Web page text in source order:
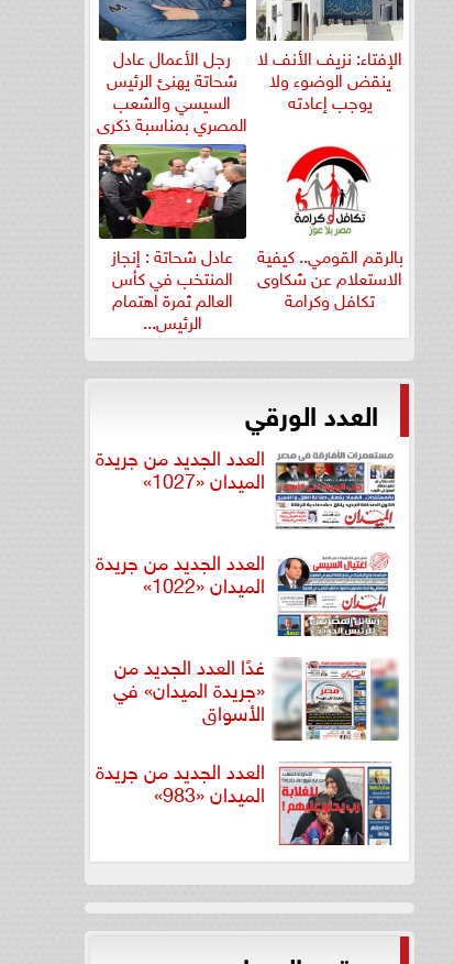
الإفتاء: نزيف الأنف لا
ينقض الوضوء ولا
يوجب إعادته
رجل الأعمال عادل
شحاتة يهنئ الرئيس
السيسي والشعب
المصري بمناسبة ذكرى
ثورة...
بالرقم القومي.. كيفية
الاستعلام عن شكاوى
تكافل وكرامة
عادل شحاتة : إنجاز
المنتخب في كأس
العالم ثمرة اهتمام
الرئيس...
العدد الورقي
العدد الجديد من جريدة
الميدان «1027»
العدد الجديد من جريدة
الميدان «1022»
غدًا العدد الجديد من
«جريدة الميدان» في
الأسواق
العدد الجديد من جريدة
الميدان «983»